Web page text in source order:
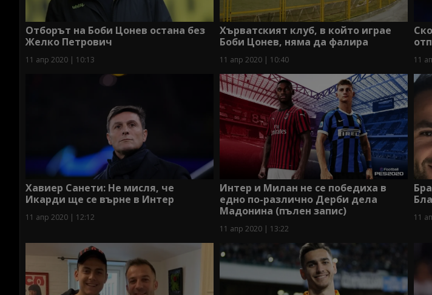
Отборът на Боби Цонев остана без
Желко Петрович
11 апр 2020 | 10:13
Хърватският клуб, в който играе
Боби Цонев, няма да фалира
11 апр 2020 | 10:40 11
Хавиер Санети: Не мисля, че
Икарди ще се върне в Интер
11 апр 2020 | 12:12
Интер и Милан не се победиха в
едно по-различно Дерби дела
Мадонина (пълен запис)
11 апр 2020 | 13:22
11